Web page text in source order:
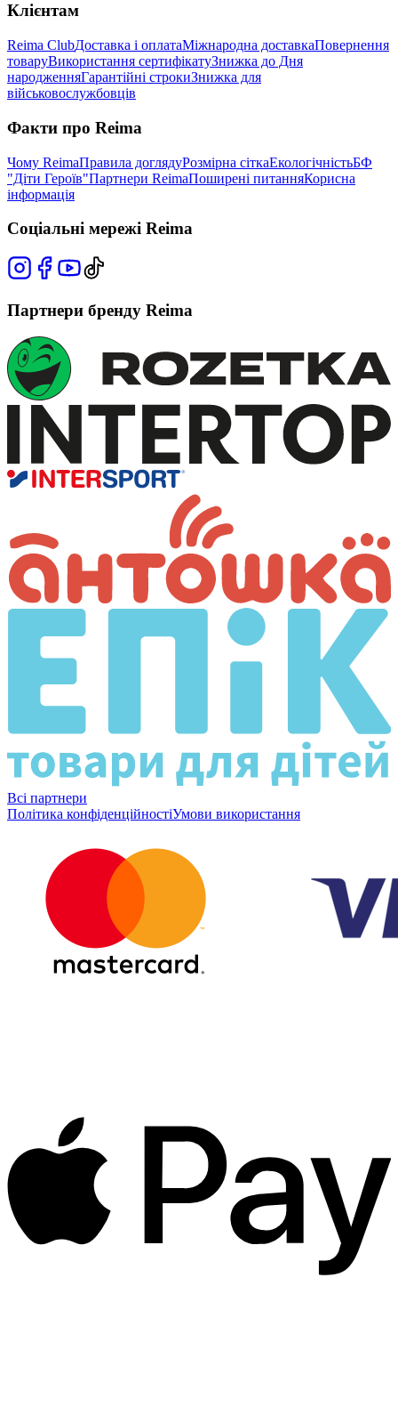
Клієнтам
Reima ClubДоставка і оплатаМіжнародна доставкаПовернення
товаруВикористання сертифікатуЗнижка до Дня
народженняГарантійні строкиЗнижка для
військовослужбовців
Факти про Reima
Чому ReimaПравила доглядуРозмірна сіткаЕкологічністьБФ
"Діти Героїв"Партнери ReimaПоширені питанняКорисна
інформація
Соціальні мережі Reima
Партнери бренду Reima
Всі партнери
Політика конфіденційностіУмови використання